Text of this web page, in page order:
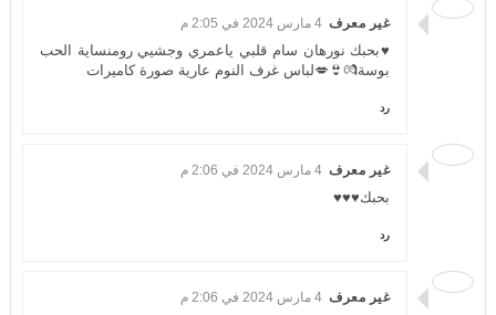
غير معرف 4 مارس 2024 في 2:05 م
♥بحبك نورهان سام قلبي ياعمري وجشيي رومنساية الحب
بوسة💏👙💋لباس غرف النوم عارية صورة كاميرات
رد
غير معرف 4 مارس 2024 في 2:06 م
بحبك♥♥♥
رد
غير معرف 4 مارس 2024 في 2:06 م